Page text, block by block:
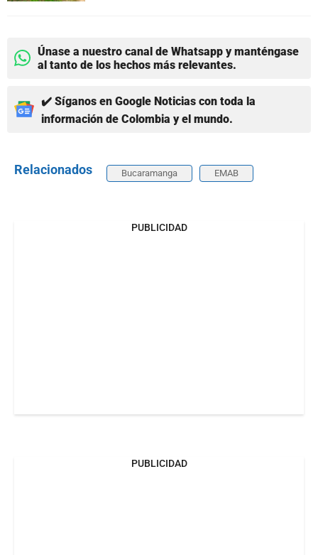
Únase a nuestro canal de Whatsapp y manténgase
al tanto de los hechos más relevantes.
✔️ Síganos en Google Noticias con toda la
información de Colombia y el mundo.
Relacionados Bucaramanga EMAB
PUBLICIDAD
PUBLICIDAD